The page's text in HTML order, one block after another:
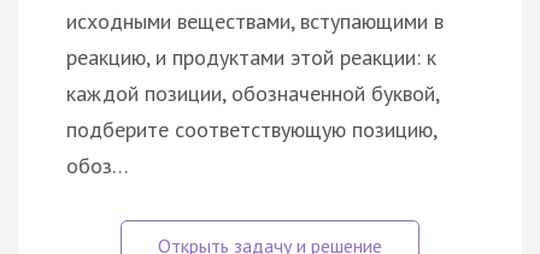
исходными веществами, вступающими в
реакцию, и продуктами этой реакции: к
каждой позиции, обозначенной буквой,
подберите соответствующую позицию,
обоз…